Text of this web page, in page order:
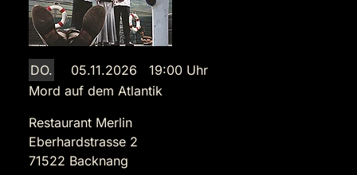
DO.
05.11.2026 19:00 Uhr
Mord auf dem Atlantik
Restaurant Merlin
Eberhardstrasse 2
71522 Backnang